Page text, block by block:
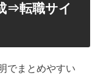
⇒転職サイ
でまとめやすい